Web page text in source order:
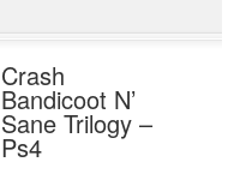
Crash
Bandicoot N’
Sane Trilogy –
Ps4